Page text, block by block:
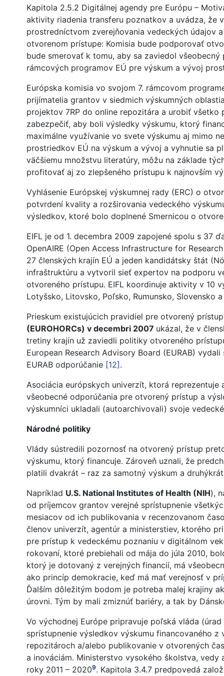
Kapitola 2.5.2 Digitálnej agendy pre Európu –
aktivity riadenia transferu poznatkov a uvádza, že
prostredníctvom zverejňovania vedeckých údajov
otvorenom prístupe: Komisia bude podporovať
bude smerovať k tomu, aby sa zaviedol
rámcových programov EÚ pre výskum a vývoj
Európska komisia vo svojom 7. rámcovom
prijímatelia grantov v siedmich výskumných
projektov 7RP do online repozitára a urobiť
zabezpečiť, aby boli výsledky výskumu, ktorý
maximálne využívanie vo svete výskumu aj mimo
prostriedkov EÚ na výskum a vývoj a vyhnutie sa
väčšiemu množstvu literatúry, môžu na základe
profitovať aj zo zlepšeného prístupu k najnovším
Vyhlásenie Európskej výskumnej rady (ERC) o
potvrdení kvality a rozširovania vedeckého
výsledkov, ktoré bolo doplnené Smernicou o
EIFL je od 1. decembra 2009 zapojené spolu s 37
OpenAIRE (Open Access Infrastructure for
27 členských krajín EÚ a jeden kandidátsky štát
infraštruktúru a vytvoril sieť expertov na podporu
otvoreného prístupu. EIFL koordinuje aktivity v 10
Lotyšsko, Litovsko, Poľsko, Rumunsko, Slovensko
Prieskum existujúcich pravidiel pre otvorený
(EUROHORCs) v decembri 2007 ukázal, že v
tretiny krajín už zaviedli politiky otvoreného
European Research Advisory Board (EURAB)
EURAB odporúčanie [12] .
Asociácia európskych univerzít, ktorá
všeobecné odporúčania pre otvorený prístup a
výskumníci ukladali (autoarchivovali) svoje
Národné politiky
Vlády sústredili pozornosť na otvorený prístup
výskumu, ktorý financuje. Zároveň uznali, že
platili dvakrát – raz za samotný výskum a
Napríklad U.S. National Institutes of Health (NIH),
od príjemcov grantov verejné sprístupnenie
mesiacov od ich publikovania v recenzovanom
členov univerzít, agentúr a ministerstiev, ktorého
pre prístup k vedeckému poznaniu v digitálnom
rokovaní, ktoré prebiehali od mája do júla 2010,
ktorý je dotovaný z verejných financií, má
ako princíp demokracie, keď má mať verejnosť v
Ďalším dôležitým bodom je potreba malej krajiny
úrovni. Tým by mali zmiznúť bariéry, a tak by
Vo východnej Európe pripravuje poľská vláda
sprístupnenie výsledkov výskumu financovaného
repozitároch a/alebo publikovanie v otvorených
a inováciám. Ministerstvo vysokého školstva,
roky 2011 – 20209. Kapitola 3.4.7 predpovedá